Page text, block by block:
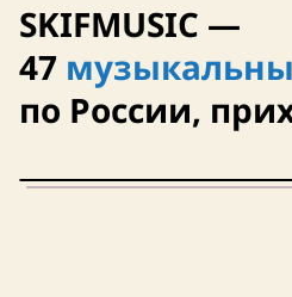
SKIFMUSIC —
47
по России,